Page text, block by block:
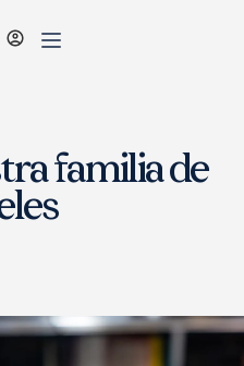
Acceder
familia de